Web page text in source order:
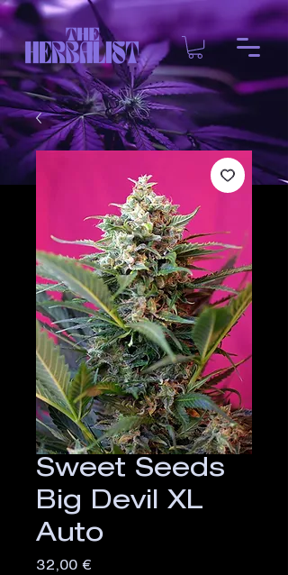
Sweet Seeds
Big Devil XL
Auto
32,00 €Preis